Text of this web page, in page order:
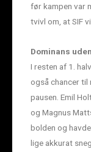
før kampen var
tvivl om, at SIF
Dominans
I resten af 1.
også chancer til
pausen. Emil
og Magnus
bolden og
lige akkurat